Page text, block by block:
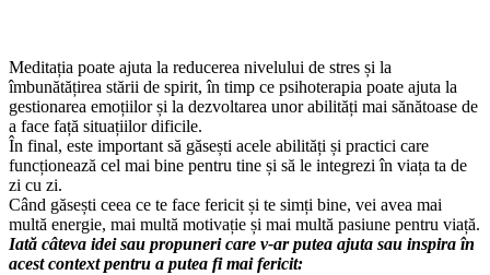
Meditația poate ajuta la reducerea nivelului de stres și la
îmbunătățirea stării de spirit, în timp ce psihoterapia poate ajuta la
gestionarea emoțiilor și la dezvoltarea unor abilități mai sănătoase de
a face față situațiilor dificile.
În final, este important să găsești acele abilități și practici care
funcționează cel mai bine pentru tine și să le integrezi în viața ta de
zi cu zi.
Când găsești ceea ce te face fericit și te simți bine, vei avea mai
multă energie, mai multă motivație și mai multă pasiune pentru viață.
Iată câteva idei sau propuneri care v-ar putea ajuta sau inspira în
acest context pentru a putea fi mai fericit: